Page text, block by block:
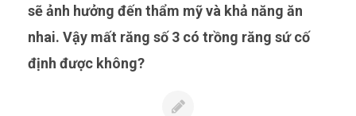
sẽ ảnh hưởng đến thẩm mỹ và khả năng ăn
nhai. Vậy mất răng số 3 có trồng răng sứ cố
định được không?